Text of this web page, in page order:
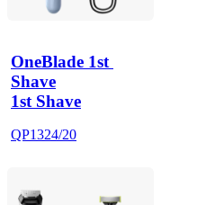
OneBlade 1st
Shave
1st Shave
QP1324/20